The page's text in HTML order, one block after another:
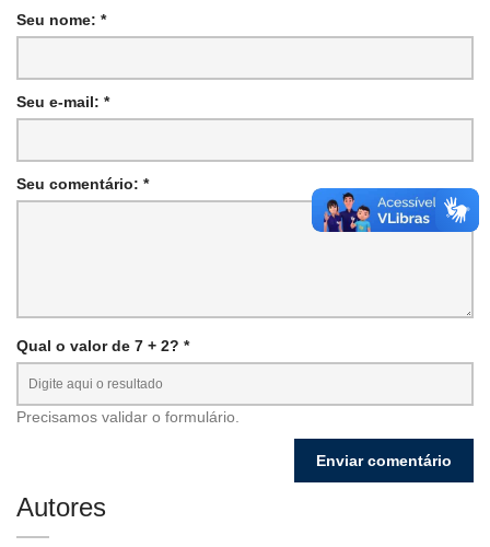
Seu nome: *
Seu e-mail: *
Seu comentário: *
Qual o valor de 7 + 2? *
Precisamos validar o formulário.
Autores